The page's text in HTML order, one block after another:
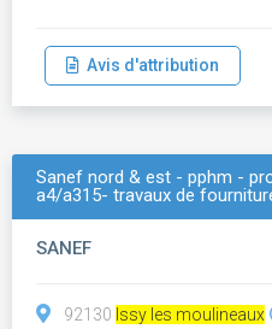
Avis d'attribution
Sanef nord & est - pphm -
a4/a315- travaux de
SANEF
92130 Issy les moulineaux